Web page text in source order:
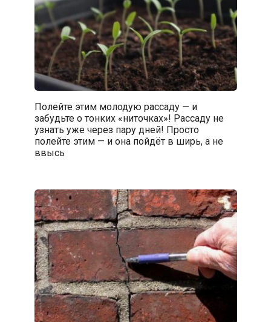
Полейте этим молодую рассаду — и
забудьте о тонких «ниточках»! Рассаду не
узнать уже через пару дней! Просто
полейте этим — и она пойдёт в ширь, а не
ввысь